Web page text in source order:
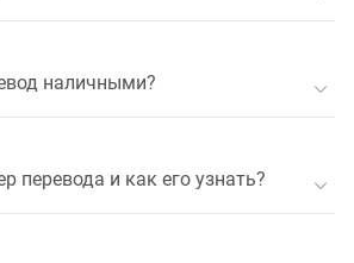
наличными?
перевода и как его узнать?